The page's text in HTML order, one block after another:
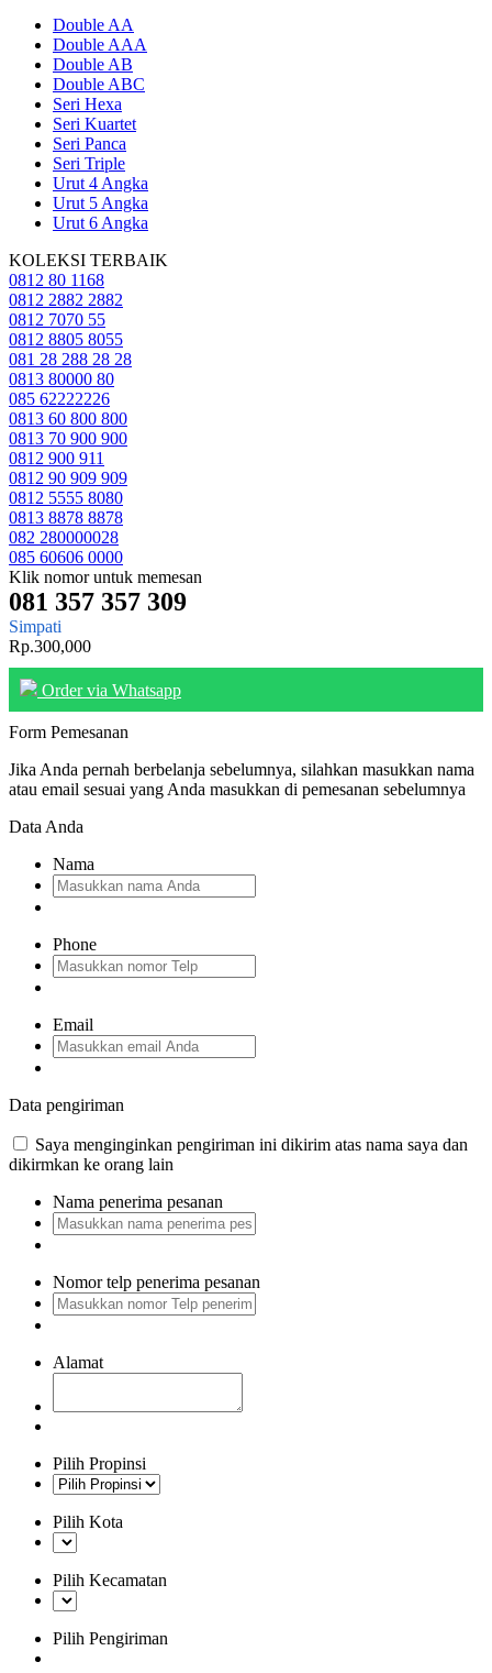
Double AA
Double AAA
Double AB
Double ABC
Seri Hexa
Seri Kuartet
Seri Panca
Seri Triple
Urut 4 Angka
Urut 5 Angka
Urut 6 Angka
KOLEKSI TERBAIK
0812 80 1168
0812 2882 2882
0812 7070 55
0812 8805 8055
081 28 288 28 28
0813 80000 80
085 62222226
0813 60 800 800
0813 70 900 900
0812 900 911
0812 90 909 909
0812 5555 8080
0813 8878 8878
082 280000028
085 60606 0000
Klik nomor untuk memesan
081 357 357 309
Simpati
Rp.300,000
Order via Whatsapp
Form Pemesanan
Jika Anda pernah berbelanja sebelumnya, silahkan masukkan nama
atau email sesuai yang Anda masukkan di pemesanan sebelumnya
Data Anda
Nama
Phone
Email
Data pengiriman
Saya menginginkan pengiriman ini dikirim atas nama saya dan
dikirmkan ke orang lain
Nama penerima pesanan
Nomor telp penerima pesanan
Alamat
Pilih Propinsi
Pilih Kota
Pilih Kecamatan
Pilih Pengiriman